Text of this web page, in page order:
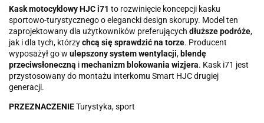
Kask motocyklowy HJC i71 to rozwinięcie koncepcji kasku
sportowo-turystycznego o elegancki design skorupy. Model ten
zaprojektowany dla użytkowników preferujących dłuższe podróże,
jak i dla tych, którzychcą się sprawdzić na torze. Producent
wyposażył go w ulepszony system wentylacji, blendę
przeciwsłoneczną imechanizm blokowania wizjera. Kask i71 jest
przystosowany do montażu interkomu Smart HJC drugiej
generacji.
PRZEZNACZENIETurystyka, sport